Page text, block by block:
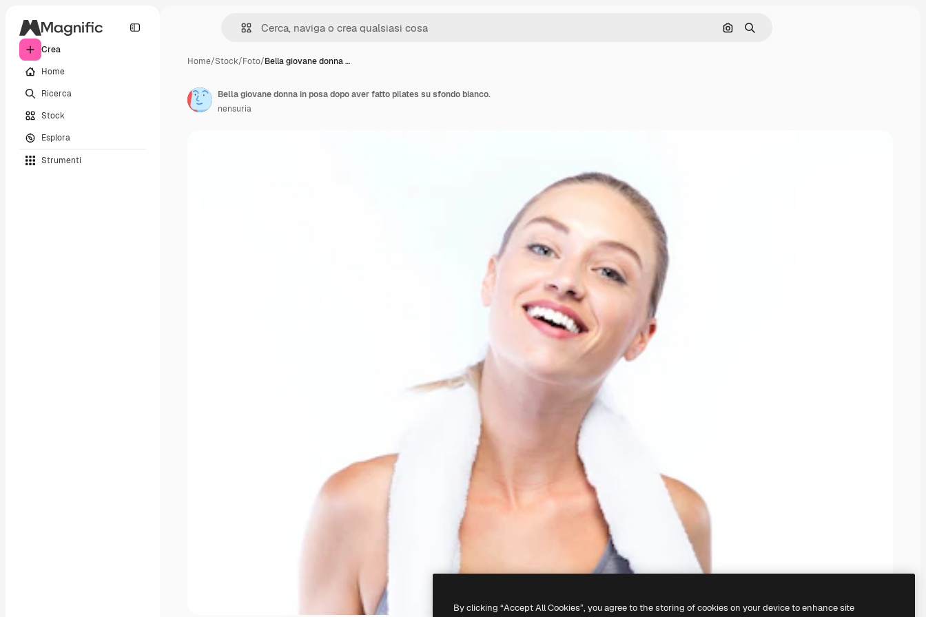
Crea
Home
Ricerca
Stock
Esplora
Strumenti
Cerca per immagine
Ricerca
Home/Stock/Foto/Bella giovane donna …
Bella giovane donna in posa dopo aver fatto pilates su sfondo bianco.
nensuria
By clicking “Accept All Cookies”, you agree to the storing of cookies on your device to enhance site